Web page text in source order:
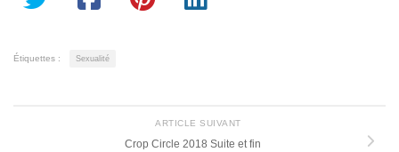
Étiquettes : Sexualité
ARTICLE SUIVANT
Crop Circle 2018 Suite et fin